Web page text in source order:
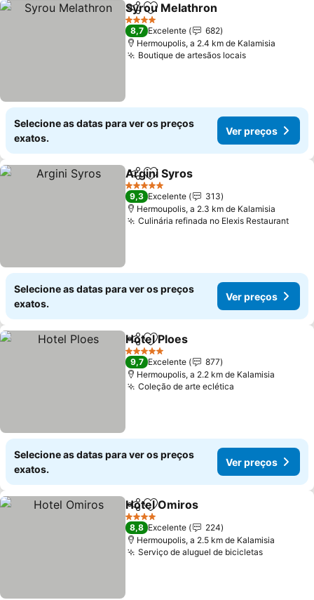
PartilharAdicionar aos favoritos
Syrou Melathron
4 Estrelas
8,7 Excelente
682
Hermoupolis, a 2.4 km de Kalamisia
Boutique de artesãos locais
Selecione as datas para ver os preços
exatos.
Ver preços
PartilharAdicionar aos favoritos
Argini Syros
5 Estrelas
9,3 Excelente
313
Hermoupolis, a 2.3 km de Kalamisia
Culinária refinada no Elexis Restaurant
Selecione as datas para ver os preços
exatos.
Ver preços
PartilharAdicionar aos favoritos
Hotel Ploes
5 Estrelas
9,7 Excelente
877
Hermoupolis, a 2.2 km de Kalamisia
Coleção de arte eclética
Selecione as datas para ver os preços
exatos.
Ver preços
PartilharAdicionar aos favoritos
Hotel Omiros
4 Estrelas
8,8 Excelente
224
Hermoupolis, a 2.5 km de Kalamisia
Serviço de aluguel de bicicletas